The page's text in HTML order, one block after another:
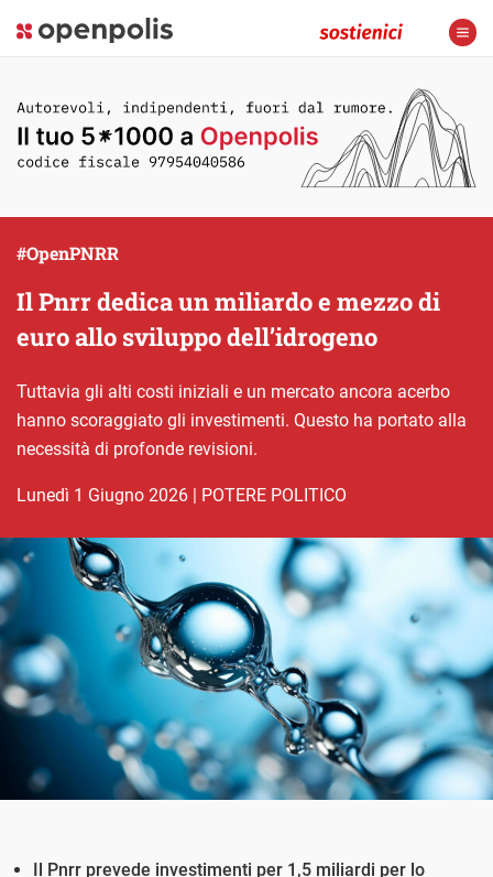
Il Pnrr dedica un miliardo e mezzo di
euro allo sviluppo dell’idrogeno
#OpenPNRR
Tuttavia gli alti costi iniziali e un mercato ancora acerbo
hanno scoraggiato gli investimenti. Questo ha portato alla
necessità di profonde revisioni.
lunedì 1 Giugno 2026 | POTERE POLITICO
Il Pnrr prevede investimenti per 1,5 miliardi per lo